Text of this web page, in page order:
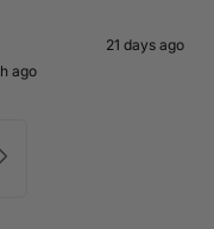
21 days ago
ago